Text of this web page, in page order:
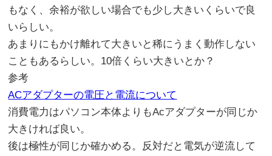
もなく、余裕が欲しい場合でも少し大きいくらいで良
いらしい。
あまりにもかけ離れて大きいと稀にうまく動作しない
こともあるらしい。10倍くらい大きいとか？
参考
ACアダプターの電圧と電流について
消費電力はパソコン本体よりもAcアダプターが同じか
大きければ良い。
後は極性が同じか確かめる。反対だと電気が逆流して